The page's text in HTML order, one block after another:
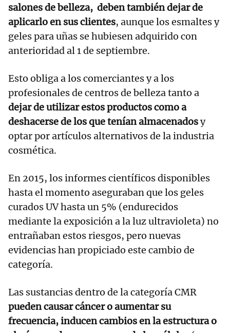
salones de belleza, deben también dejar de
aplicarlo en sus clientes, aunque los esmaltes y
geles para uñas se hubiesen adquirido con
anterioridad al 1 de septiembre.
Esto obliga a los comerciantes y a los
profesionales de centros de belleza tanto a
dejar de utilizar estos productos como a
deshacerse de los que tenían almacenadosy
optar por artículos alternativos de la industria
cosmética.
En 2015, los informes científicos disponibles
hasta el momento aseguraban que los geles
curados UV hasta un 5% (endurecidos
mediante la exposición a la luz ultravioleta) no
entrañaban estos riesgos, pero nuevas
evidencias han propiciado este cambio de
categoría.
Las sustancias dentro de la categoría CMR
pueden causar cáncer o aumentar su
frecuencia, inducen cambios en la estructura o